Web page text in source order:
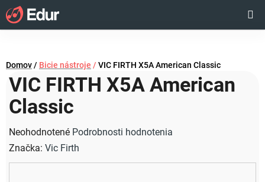
Prejsť
na
obsah
KOŠÍK
Domov/ Bicie nástroje / VIC FIRTH X5A American Classic
VIC FIRTH X5A American
Classic
Priemerné
hodnotenie
produktu
Neohodnotené Podrobnosti hodnotenia
Značka: Vic Firth